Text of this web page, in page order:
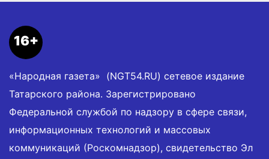
16+
«Народная газета» (NGT54.RU) сетевое издание
Татарского района. Зарегистрировано
Федеральной службой по надзору в сфере связи,
информационных технологий и массовых
коммуникаций (Роскомнадзор), свидетельство Эл